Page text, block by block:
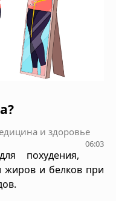
и здоровье
06:03
похудения,
жиров и белков при